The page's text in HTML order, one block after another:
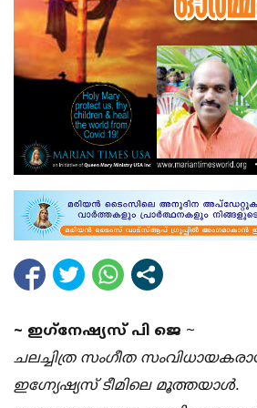
~ ഇഗ്‌നേഷ്യസ് പി ജെ ~
ചലച്ചിത്ര സംഗീത
ഇഗ്ന്യേഷ്യസ് ടീമിലെ മൂത്തയാള്‍.